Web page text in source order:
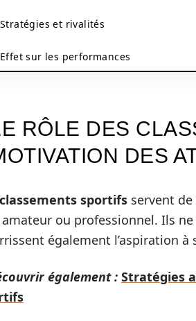
Stratégies et rivalités
Effet sur les performances
RÔLE DES
DES
classements sportifs servent
ou professionnel. Ils
également l’aspiration à
également : Stratégies